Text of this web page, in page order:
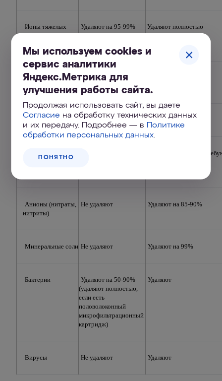
Ионы тяжелых
металлов (свинец,
Удаляют на 95-99% Удаляют полностью
Органические
соединения
Удаляют на 95-99%
Активный хлор Удаляют полностью Удаляют полностью
Соли жесткости
Удаляют на 99%, не
Анионы (нитраты,
нитриты)
Не удаляют Удаляют на 85-90%
Минеральные соли Не удаляют Удаляют на 99%
Бактерии
Удаляют на 50-90%
(удаляют полностью,
если есть
половолоконный
микрофильтрационный
картридж)
Удаляют
Вирусы Не удаляют Удаляют
Мы используем cookies и
сервис аналитики
Яндекс.Метрика для
улучшения работы сайта.
Продолжая использовать сайт, вы даете
Согласие на обработку технических данных
и их передачу. Подробнее — в Политике
обработки персональных данных
ПОНЯТНО